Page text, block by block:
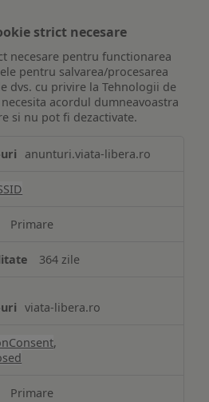
strict necesare
necesare pentru functionarea
pentru salvarea/procesarea
dvs. cu privire la Tehnologii de
acordul dumneavoastra
si nu pot fi dezactivate.
anunturi.viata-libera.ro
Primare
364 zile
viata-libera.ro
,
Primare